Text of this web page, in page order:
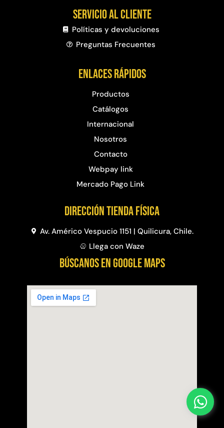
Servicio al cliente
Políticas y devoluciones
Preguntas Frecuentes​
Enlaces rápidos
Productos
Catálogos
Internacional
Nosotros
Contacto
Webpay link
Mercado Pago Link
Dirección Tienda física
Av. Américo Vespucio 1151 | Quilicura, Chile.
Llega con Waze
BÚSCANOS EN GOOGLE MAPS